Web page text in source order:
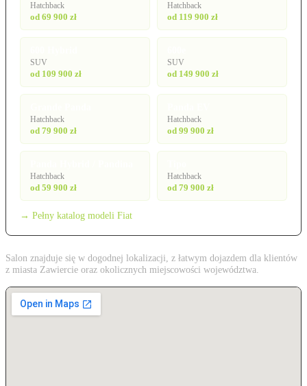
Hatchback
od 69 900 zł
Hatchback
od 119 900 zł
SUV
od 109 900 zł
SUV
od 149 900 zł
Hatchback
od 79 900 zł
Hatchback
od 99 900 zł
Hatchback
od 59 900 zł
Hatchback
od 79 900 zł
→ Pełny katalog modeli Fiat
Salon znajduje się w dogodnej lokalizacji, z łatwym dojazdem dla klientów
z miasta Zawiercie oraz okolicznych miejscowości województwa.